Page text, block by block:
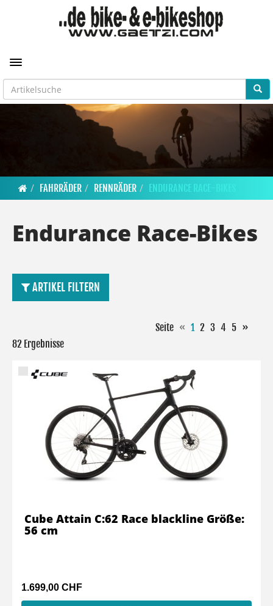
Toggle navigation
FAHRRÄDER RENNRÄDER ENDURANCE RACE-BIKES
Endurance Race-Bikes
ARTIKEL FILTERN
Seite « 1 2 3 4 5 »
82 Ergebnisse
1.699,00 CHF
Cube Attain C:62 Race blackline Größe:
56 cm